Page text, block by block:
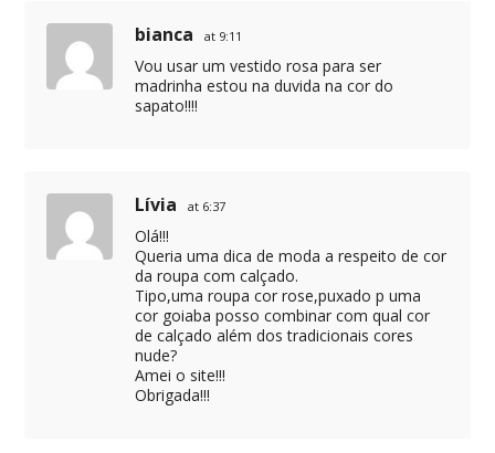
bianca at 9:11
Vou usar um vestido rosa para ser
madrinha estou na duvida na cor do
sapato!!!!
Lívia at 6:37
Olá!!!
Queria uma dica de moda a respeito de cor
da roupa com calçado.
Tipo,uma roupa cor rose,puxado p uma
cor goiaba posso combinar com qual cor
de calçado além dos tradicionais cores
nude?
Amei o site!!!
Obrigada!!!